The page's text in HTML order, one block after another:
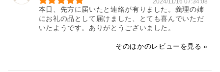
2024/11/16 07:34:08
本日、先方に届いたと連絡が有りました。義理の姉
にお礼の品として届けました、とても喜んでいただ
いたようです。ありがとうございました。
そのほかのレビューを見る